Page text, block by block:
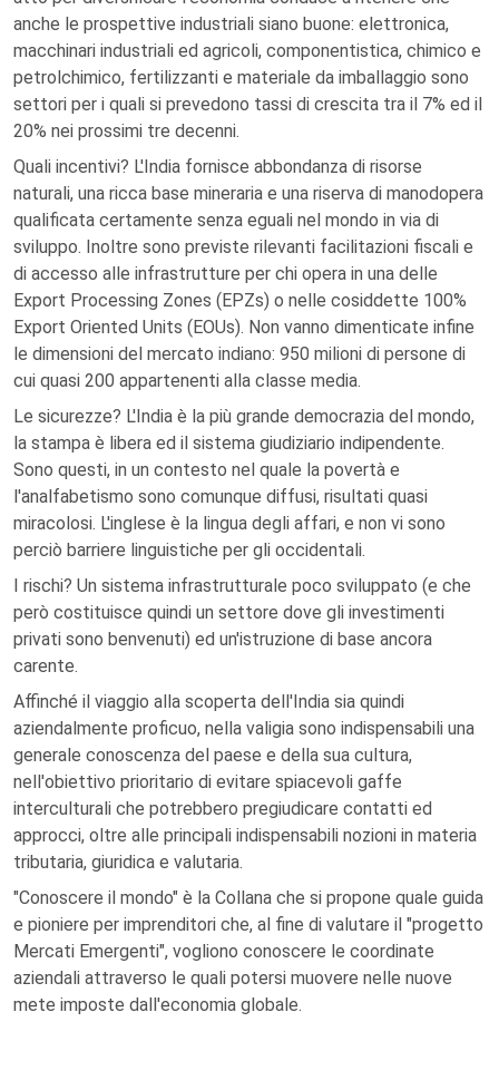
anche le prospettive industriali siano buone: elettronica,
macchinari industriali ed agricoli, componentistica, chimico e
petrolchimico, fertilizzanti e materiale da imballaggio sono
settori per i quali si prevedono tassi di crescita tra il 7% ed il
20% nei prossimi tre decenni.
Quali incentivi? L'India fornisce abbondanza di risorse
naturali, una ricca base mineraria e una riserva di manodopera
qualificata certamente senza eguali nel mondo in via di
sviluppo. Inoltre sono previste rilevanti facilitazioni fiscali e
di accesso alle infrastrutture per chi opera in una delle
Export Processing Zones (EPZs) o nelle cosiddette 100%
Export Oriented Units (EOUs). Non vanno dimenticate infine
le dimensioni del mercato indiano: 950 milioni di persone di
cui quasi 200 appartenenti alla classe media.
Le sicurezze? L'India è la più grande democrazia del mondo,
la stampa è libera ed il sistema giudiziario indipendente.
Sono questi, in un contesto nel quale la povertà e
l'analfabetismo sono comunque diffusi, risultati quasi
miracolosi. L'inglese è la lingua degli affari, e non vi sono
perciò barriere linguistiche per gli occidentali.
I rischi? Un sistema infrastrutturale poco sviluppato (e che
però costituisce quindi un settore dove gli investimenti
privati sono benvenuti) ed un'istruzione di base ancora
carente.
Affinché il viaggio alla scoperta dell'India sia quindi
aziendalmente proficuo, nella valigia sono indispensabili una
generale conoscenza del paese e della sua cultura,
nell'obiettivo prioritario di evitare spiacevoli gaffe
interculturali che potrebbero pregiudicare contatti ed
approcci, oltre alle principali indispensabili nozioni in materia
tributaria, giuridica e valutaria.
"Conoscere il mondo" è la Collana che si propone quale guida
e pioniere per imprenditori che, al fine di valutare il "progetto
Mercati Emergenti", vogliono conoscere le coordinate
aziendali attraverso le quali potersi muovere nelle nuove
mete imposte dall'economia globale.